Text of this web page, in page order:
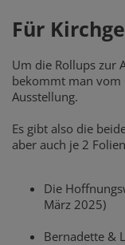
Für
Um die Rollups zur
bekommt man vom
Ausstellung.
Es gibt also die
aber auch je 2
Die
März 2025)
Bernadette &